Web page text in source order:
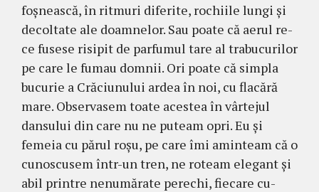
foşnească, în ritmuri diferite, rochiile lungi şi
decoltate ale doamnelor. Sau poate că aerul re­
ce fusese risipit de parfumul ta­re al trabucurilor
pe care le fu­mau domnii. Ori poate că sim­pla
bucurie a Crăciunului ardea în noi, cu flacără
mare. Observasem toate acestea în vârtejul
dansului din care nu ne puteam opri. Eu şi
femeia cu părul roşu, pe care îmi aminteam că o
cunoscusem într-un tren, ne roteam elegant şi
abil printre nenumărate perechi, fiecare cu­